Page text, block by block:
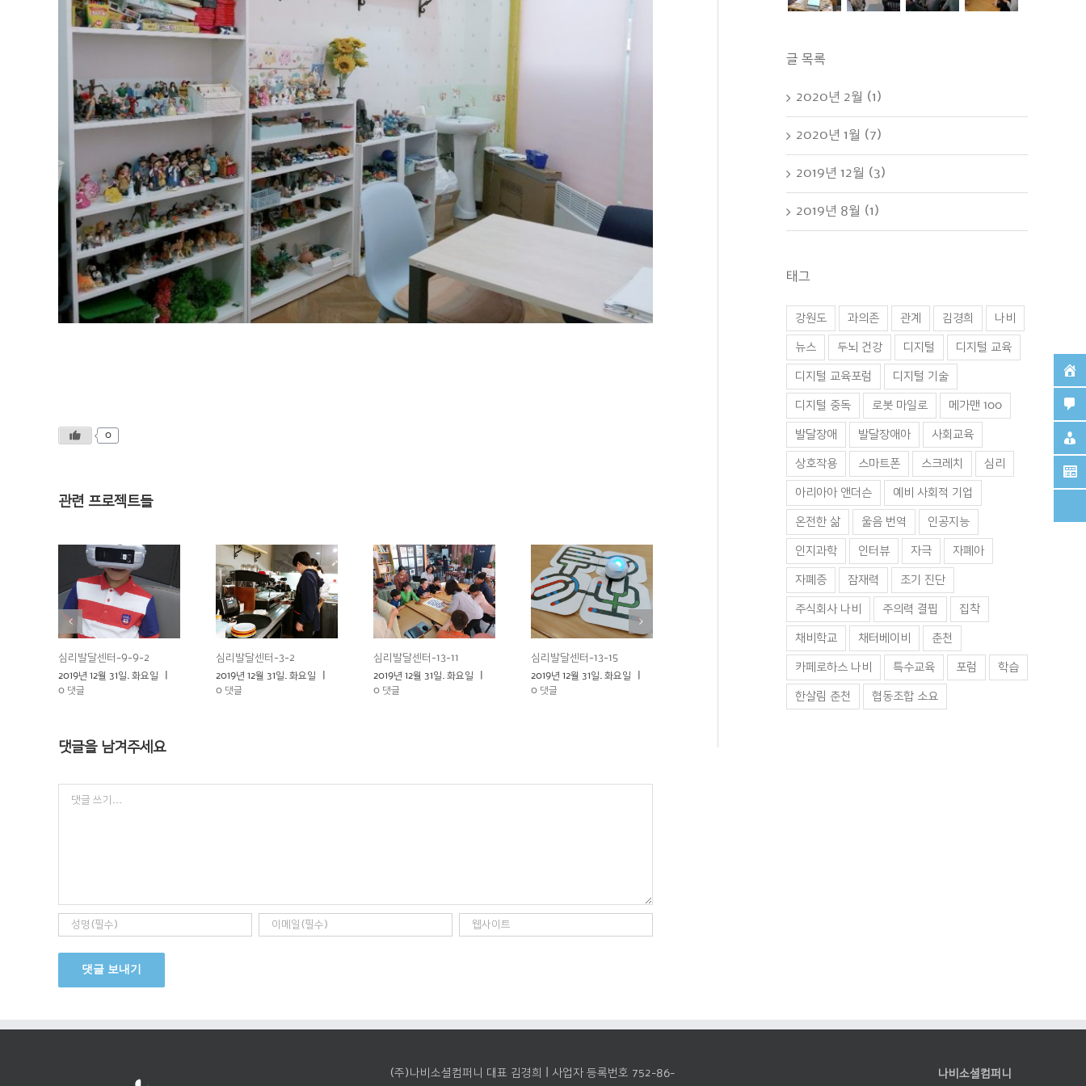
0
관련 프로젝트들
심리발달센터-9-9-2
2019년 12월 31일. 화요일
0 댓글
심리발달센터-3-2
2019년 12월 31일. 화요일
0 댓글
심리발달센터-13-11
2019년 12월 31일. 화요일
0 댓글
심리발달센터-13-15
2019년 12월 31일. 화요일
0 댓글
심리발달센터-13-13
2019년 12월 31일. 화요일
0 댓글
심리발달센터-11-6
2019년 12월 31일.
댓글을 남겨주세요
Comment
글 목록
2020년 2월 (1)
2020년 1월 (7)
2019년 12월 (3)
2019년 8월 (1)
태그
강원도 과의존 관계 김경희 나비
뉴스 두뇌 건강 디지털 디지털 교육
디지털 교육포럼 디지털 기술
디지털 중독 로봇 마일로 메가맨 100
발달장애 발달장애아 사회교육
상호작용 스마트폰 스크레치 심리
아리아아 앤더슨 예비 사회적 기업
온전한 삶 울음 번역 인공지능
인지과학 인터뷰 자극 자폐아
자폐증 잠재력 조기 진단
주식회사 나비 주의력 결핍 집착
채비학교 채터베이비 춘천
카페로하스 나비 특수교육 포럼 학습
한살림 춘천 협동조합 소요
(주)나비소셜컴퍼니 대표 김경희 | 사업자 등록번호 752-86-
나비소셜컴퍼니